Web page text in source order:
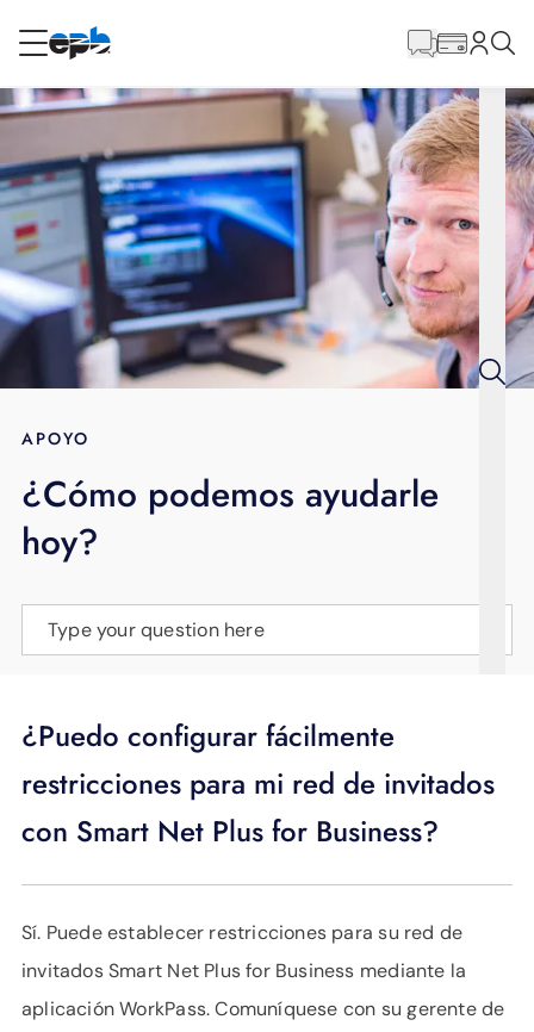
RESIDENCIAL
Internet
Energía
Televisión
BLOG
APOYO
principal
APOYO
¿Cómo podemos ayudarle
hoy?
Type your question here
¿Puedo configurar fácilmente
restricciones para mi red de invitados
con Smart Net Plus for Business?
Sí. Puede establecer restricciones para su red de
invitados Smart Net Plus for Business mediante la
aplicación WorkPass. Comuníquese con su gerente de